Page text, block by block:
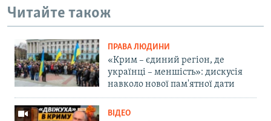
Читайте також
ПРАВА ЛЮДИНИ
«Крим – єдиний регіон, де
українці – меншість»: дискусія
навколо нової пам'ятної дати
ВІДЕО